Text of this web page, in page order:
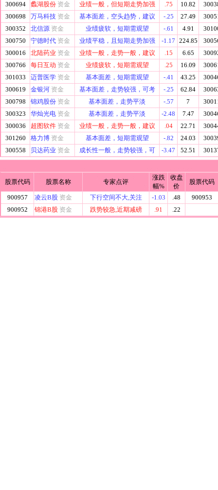
300694
蠡湖股份 资金 业绩一般，但短期走势加强 .75 10.82
300698
万马科技 资金 基本面差，空头趋势，建议 -.25 27.49
300352
北信源 资金 业绩疲软，短期需观望 -.61 4.91
300750
宁德时代 资金 业绩平稳，且短期走势加强 -1.17 224.85
300016
北陆药业 资金 业绩一般，走势一般，建议 .15 6.65
300766
每日互动 资金 业绩疲软，短期需观望 .25 16.09
301033
迈普医学 资金 基本面差，短期需观望 -.41 43.25
300619
金银河 资金 基本面差，走势较强，可考 -.25 62.84
300798
锦鸡股份 资金 基本面差，走势平淡 -.57 7
300323
华灿光电 资金 基本面差，走势平淡 -2.48 7.47
300036
超图软件 资金 业绩一般，走势一般，建议 .04 22.71
301260
格力博 资金 基本面差，短期需观望 -.82 24.03
300558
贝达药业 资金 成长性一般，走势较强，可 -3.47 52.51
股票代码 股票名称 专家点评
涨跌
幅%
收盘
价
股票代码
900957 凌云B股 资金 下行空间不大,关注 -1.03 .48
900953
900952
锦港B股 资金 跌势较急,近期减磅 .91 .22